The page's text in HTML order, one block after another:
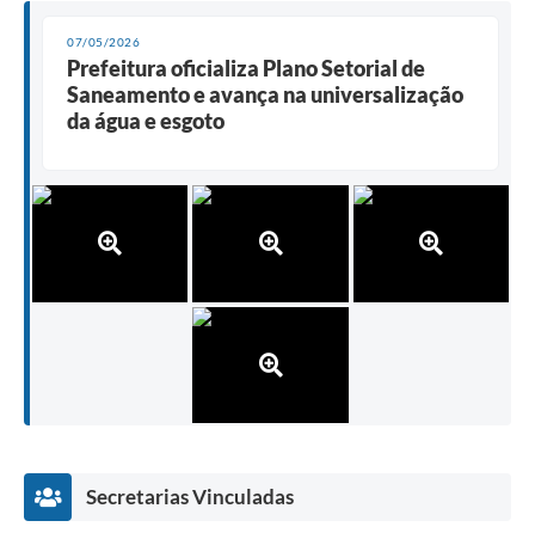
07/05/2026
Prefeitura oficializa Plano Setorial de
Saneamento e avança na universalização
da água e esgoto
Secretarias Vinculadas